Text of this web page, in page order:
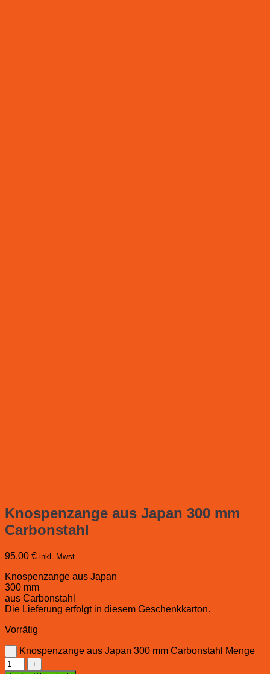
Knospenzange aus Japan 300 mm
Carbonstahl
95,00 € inkl. Mwst.
Knospenzange aus Japan
300 mm
aus Carbonstahl
Die Lieferung erfolgt in diesem Geschenkkarton.
Vorrätig
Knospenzange aus Japan 300 mm Carbonstahl Menge